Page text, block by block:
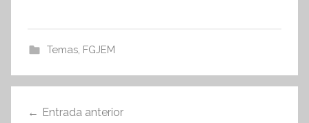
e
b
er s
A
Temas, FGJEM
Entrada anterior